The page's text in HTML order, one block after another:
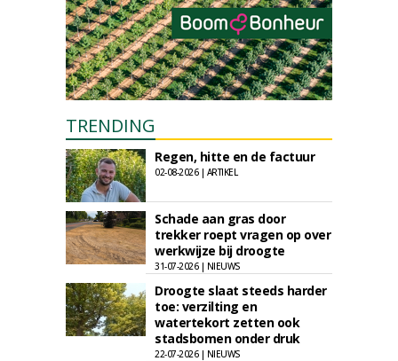
TRENDING
Regen, hitte en de factuur
02-08-2026 | ARTIKEL
Schade aan gras door
trekker roept vragen op over
werkwijze bij droogte
31-07-2026 | NIEUWS
Droogte slaat steeds harder
toe: verzilting en
watertekort zetten ook
stadsbomen onder druk
22-07-2026 | NIEUWS